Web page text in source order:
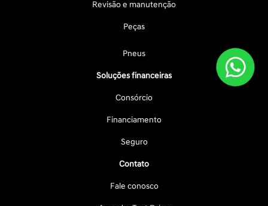
Revisão e manutenção
Peças
Pneus
Soluções financeiras
Consórcio
Financiamento
Seguro
Contato
Fale conosco